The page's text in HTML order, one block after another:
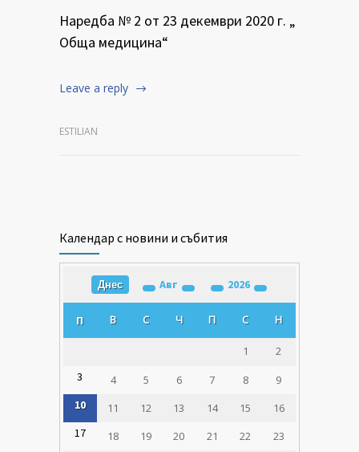
Наредба № 2 от 23 декември 2020 г. „
Обща медицина“
Leave a reply
ESTILIAN
Календар с новини и събития
Днес Авг 2026
П В С Ч П С Н
1
2
3
4 5 6 7 8
9
10
11 12 13 14 15
16
17
18 19 20 21 22
23